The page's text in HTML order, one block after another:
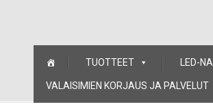
TUOTTEET LED-
VALAISIMIEN KORJAUS JA PALVELUT